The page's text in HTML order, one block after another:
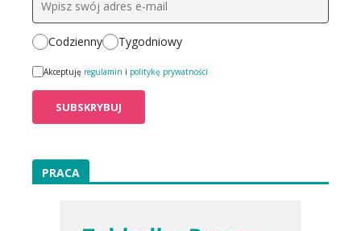
Codzienny Tygodniowy
Akceptuję regulamin i politykę prywatności
PRACA